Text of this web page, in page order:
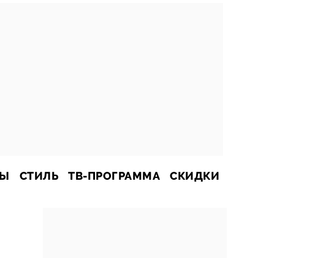
СТИЛЬ ТВ-ПРОГРАММА СКИДКИ